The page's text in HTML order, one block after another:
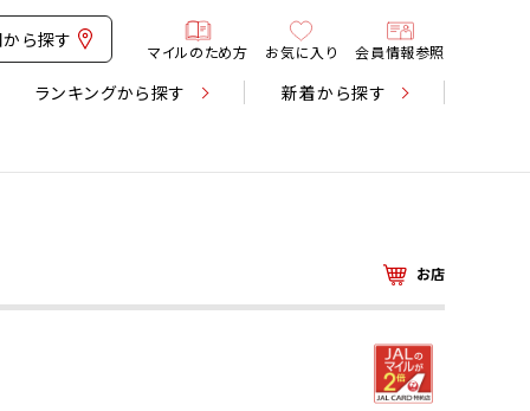
ら探す
マイルのため方 お気に入り 会員情報参照
ランキングから探す 新着から探す
お店